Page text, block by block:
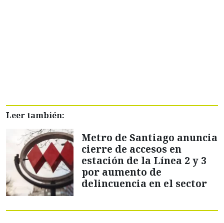
Leer también:
Metro de Santiago anuncia
cierre de accesos en
estación de la Línea 2 y 3
por aumento de
delincuencia en el sector